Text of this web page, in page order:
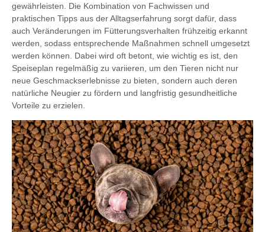
gewährleisten. Die Kombination von Fachwissen und
praktischen Tipps aus der Alltagserfahrung sorgt dafür, dass
auch Veränderungen im Fütterungsverhalten frühzeitig erkannt
werden, sodass entsprechende Maßnahmen schnell umgesetzt
werden können. Dabei wird oft betont, wie wichtig es ist, den
Speiseplan regelmäßig zu variieren, um den Tieren nicht nur
neue Geschmackserlebnisse zu bieten, sondern auch deren
natürliche Neugier zu fördern und langfristig gesundheitliche
Vorteile zu erzielen.